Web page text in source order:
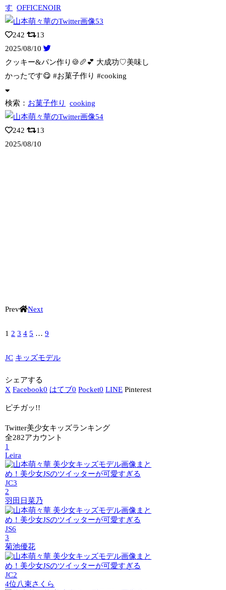
す OFFICENOIR
242
13
2025/08/10
クッキー&パン作り🍪🥖💕 大成功♡美味し
かったです😋 #お菓子作り #cooking
検索： お菓子作り cooking
242
13
2025/08/10
Prev Next
1 2 3 4 5 … 9
JC キッズモデル
シェアする
X Facebook0 はてブ0 Pocket0 LINE Pinterest
ピチガッ!!
Twitter美少女キッズランキング
全282アカウント
1
Leira
JC3
2
羽田日菜乃
JS6
3
菊池優花
JC2
4位八束さくら